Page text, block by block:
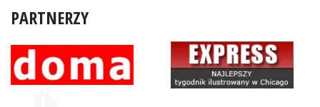
PARTNERZY